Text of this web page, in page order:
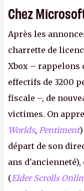
Chez
Après les
charrette de
Xbox – rappelons
effectifs de 3200
fiscale –, de
victimes. On
Worlds, Pentiment
départ de son
ans
(Elder Scrolls